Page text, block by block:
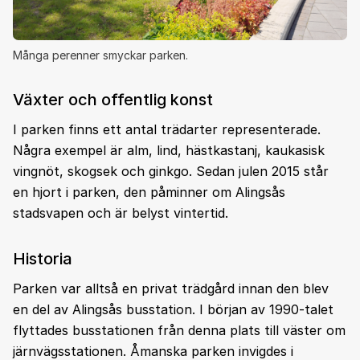
Många perenner smyckar parken.
Växter och offentlig konst
I parken finns ett antal trädarter representerade.
Några exempel är alm, lind, hästkastanj, kaukasisk
vingnöt, skogsek och ginkgo. Sedan julen 2015 står
en hjort i parken, den påminner om Alingsås
stadsvapen och är belyst vintertid.
Historia
Parken var alltså en privat trädgård innan den blev
en del av Alingsås busstation. I början av 1990-talet
flyttades busstationen från denna plats till väster om
järnvägsstationen. Åmanska parken invigdes i